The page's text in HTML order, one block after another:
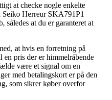
at checke nogle enkelte
Seiko Herreur SKA791P1
således at du er garanteret at
at hvis en forretning på
en pris der er himmelråbende
være et signal om en
med betalingskort er på den
som sikrer køber overfor